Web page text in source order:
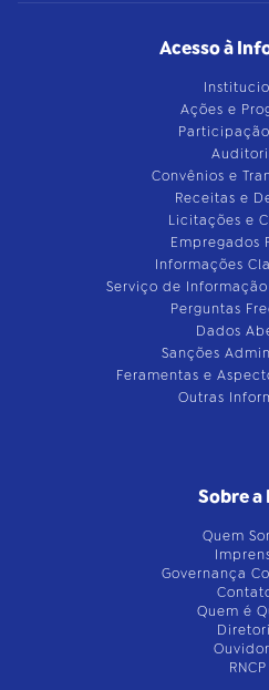
Acesso à
Ações e
Convênios e
Receitas e
Licitações e
Empregados
Informações
Serviço de
Perguntas
Dados
Sanções
Feramentas e
Outras
Sobre a
Quem
Governança
Quem é
RNCP